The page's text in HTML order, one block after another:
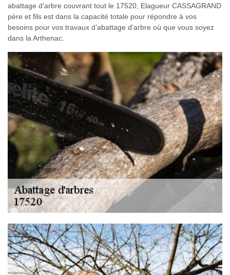
abattage d’arbre couvrant tout le 17520, Elagueur CASSAGRAND
père et fils est dans la capacité totale pour répondre à vos
besoins pour vos travaux d’abattage d’arbre où que vous soyez
dans la Arthenac.